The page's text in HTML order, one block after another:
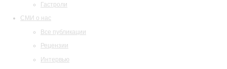
Гастроли
СМИ о нас
Все публикации
Рецензии
Интервью